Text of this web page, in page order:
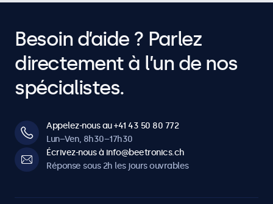
Besoin d’aide ? Parlez
directement à l’un de nos
spécialistes.
Appelez-nous au +41 43 50 80 772
Lun–Ven, 8h30–17h30
Écrivez-nous à info@beetronics.ch
Réponse sous 2h les jours ouvrables